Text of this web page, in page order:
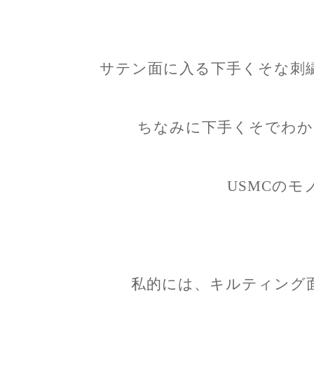
サテン面に入る下手くそな刺
ちなみに下手くそでわ
USMCのモ
私的には、キルティング